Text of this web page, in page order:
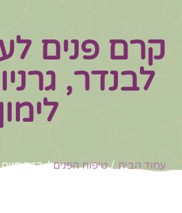
קרם פנים
לבנדר,
לימון
עמוד הבית /טיפוח הפנים/ קרם פנים